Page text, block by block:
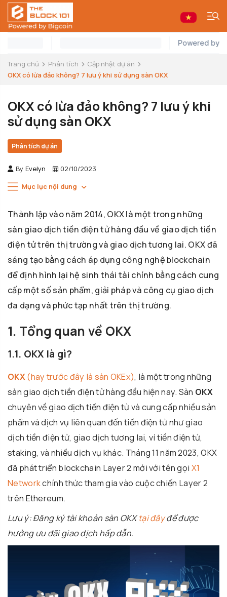
Trang chủ Phân tích
Cập nhật dự án
OKX có lừa đảo không? 7 lưu ý khi sử dụng sàn OKX
OKX có lừa đảo không? 7 lưu ý khi
sử dụng sàn OKX
Phân tích dự án
By Evelyn 02/10/2023
Mục lục nội dung
Thành lập vào năm 2014, OKX là một trong những
sàn giao dịch tiền điện tử hàng đầu về giao dịch tiền
điện tử trên thị trường và giao dịch tương lai. OKX đã
sáng tạo bằng cách áp dụng công nghệ blockchain
để định hình lại hệ sinh thái tài chính bằng cách cung
cấp một số sản phẩm, giải pháp và công cụ giao dịch
đa dạng và phức tạp nhất trên thị trường.
1. Tổng quan về OKX
1.1. OKX là gì?
OKX(hay trước đây là sàn OKEx), là một trong những
sàn giao dịch tiền điện tử hàng đầu hiện nay. Sàn OKX
chuyên về giao dịch tiền điện tử và cung cấp nhiều sản
phẩm và dịch vụ liên quan đến tiền điện tử như giao
dịch tiền điện tử, giao dịch tương lai, ví tiền điện tử,
staking, và nhiều dịch vụ khác. Tháng 11 năm 2023, OKX
đã phát triển blockchain Layer 2 mới với tên gọi X1
Networkchính thức tham gia vào cuộc chiến Layer 2
trên Ethereum.
Lưu ý: Đăng ký tài khoản sàn OKXtại đâyđể được
hưởng ưu đãi giao dịch hấp dẫn.